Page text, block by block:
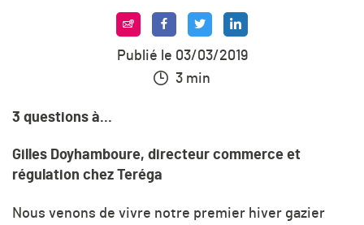
Publié le 03/03/2019
3 min
3 questions à...
Gilles Doyhamboure, directeur commerce et
régulation chez Teréga
Nous venons de vivre notre premier hiver gazier